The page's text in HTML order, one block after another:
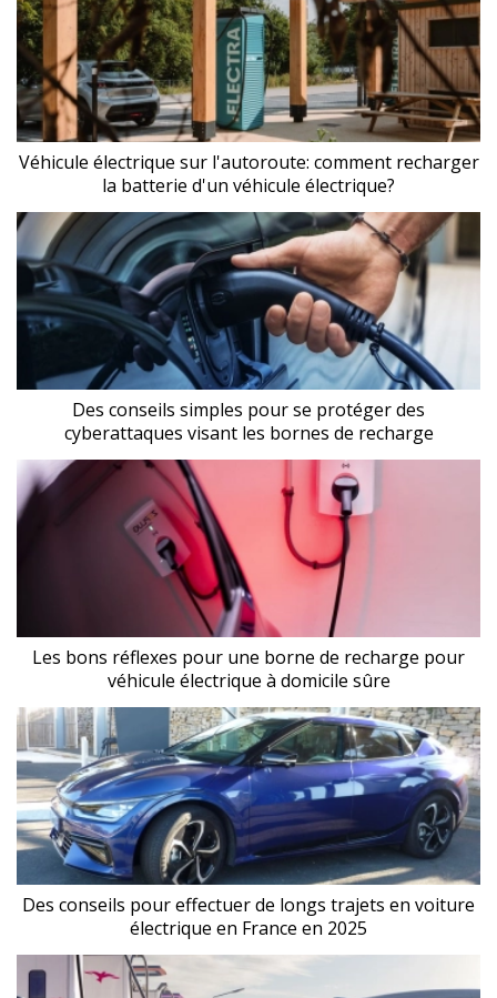
Véhicule électrique sur l'autoroute: comment recharger
la batterie d'un véhicule électrique?
Des conseils simples pour se protéger des
cyberattaques visant les bornes de recharge
Les bons réflexes pour une borne de recharge pour
véhicule électrique à domicile sûre
Des conseils pour effectuer de longs trajets en voiture
électrique en France en 2025